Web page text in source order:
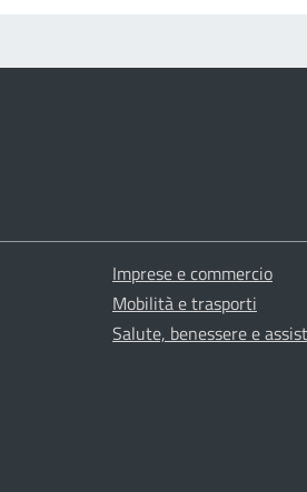
Imprese e commercio
Mobilità e trasporti
Salute, benessere e